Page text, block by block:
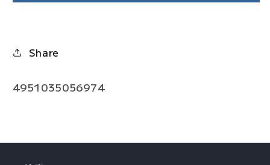
Share
4951035056974